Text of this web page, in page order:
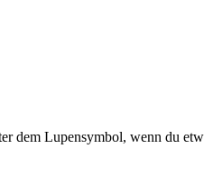
dem Lupensymbol, wenn du